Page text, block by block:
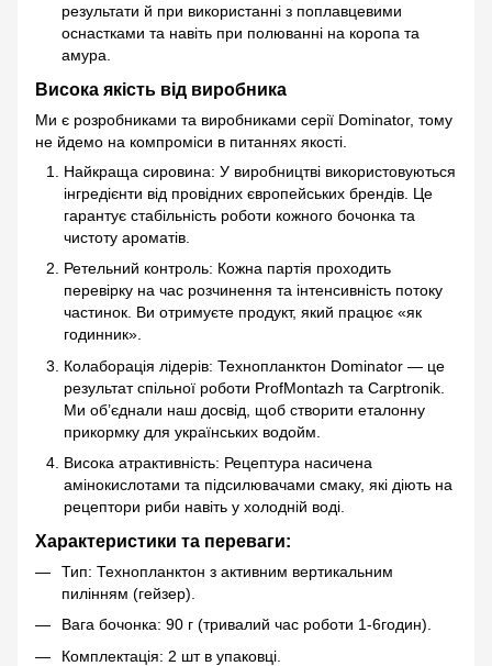
результати й при використанні з поплавцевими
оснастками та навіть при полюванні на коропа та
амура.
Висока якість від виробника
Ми є розробниками та виробниками серії Dominator, тому
не йдемо на компроміси в питаннях якості.
Найкраща сировина: У виробництві використовуються
інгредієнти від провідних європейських брендів. Це
гарантує стабільність роботи кожного бочонка та
чистоту ароматів.
Ретельний контроль: Кожна партія проходить
перевірку на час розчинення та інтенсивність потоку
частинок. Ви отримуєте продукт, який працює «як
годинник».
Колаборація лідерів: Технопланктон Dominator — це
результат спільної роботи ProfMontazh та Carptronik.
Ми об’єднали наш досвід, щоб створити еталонну
прикормку для українських водойм.
Висока атрактивність: Рецептура насичена
амінокислотами та підсилювачами смаку, які діють на
рецептори риби навіть у холодній воді.
Характеристики та переваги:
Тип: Технопланктон з активним вертикальним
пилінням (гейзер).
Вага бочонка: 90 г (тривалий час роботи 1-6годин).
Комплектація: 2 шт в упаковці.